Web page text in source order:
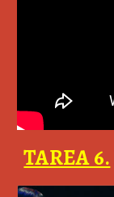
TAREA 6.